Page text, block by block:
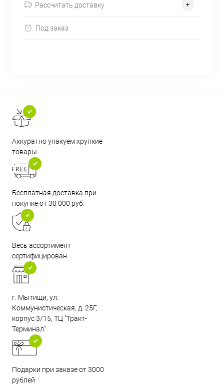
Рассчитать доставку
Под заказ
Аккуратно упакуем хрупкие
товары
Бесплатная доставка при
покупке от 30 000 руб.
Весь ассортимент
сертифицирован
г. Мытищи, ул.
Коммунистическая, д. 25Г,
корпус 3/15, ТЦ "Тракт-
Терминал"
Подарки при заказе от 3000
рублей